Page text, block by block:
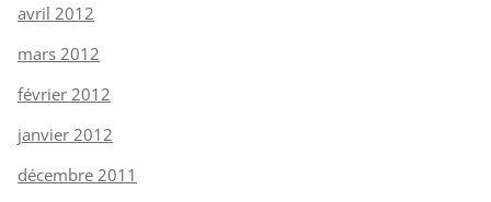
avril 2012
mars 2012
février 2012
janvier 2012
décembre 2011